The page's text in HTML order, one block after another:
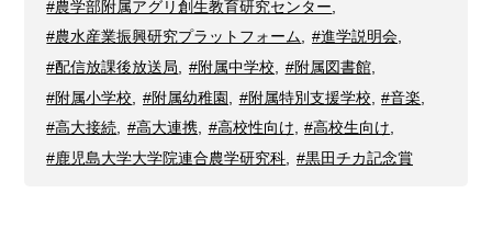
#農学部附属アグリ創生教育研究センター
#農水産業振興研究プラットフォーム, #進学説明会,
#配信放課後放送局
#附属中学校 #附属図書館,
#附属小学校
#附属幼稚園 #附属特別支援学校 #音楽
#高大接続, #高大連携, #高校性向け, #高校生向け,
#鹿児島大学大学院連合農学研究科
#黒田チカ記念賞